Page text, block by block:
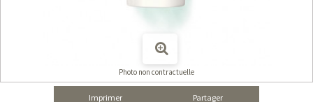
Photo non contractuelle
Imprimer Partager